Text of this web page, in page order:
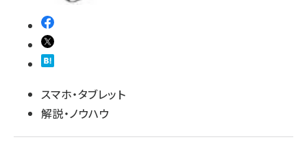
スマホ・タブレット
解説・ノウハウ